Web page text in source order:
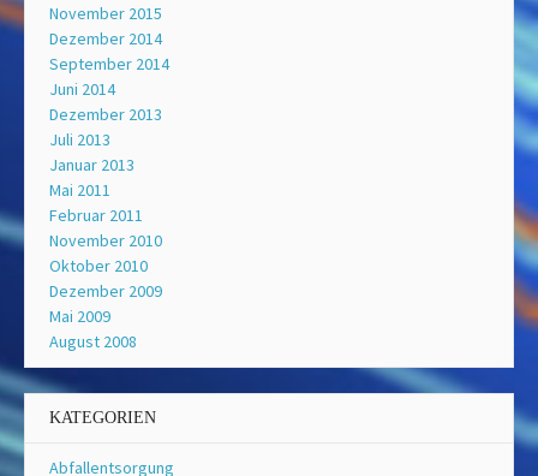
November 2015
Dezember 2014
September 2014
Juni 2014
Dezember 2013
Juli 2013
Januar 2013
Mai 2011
Februar 2011
November 2010
Oktober 2010
Dezember 2009
Mai 2009
August 2008
KATEGORIEN
Abfallentsorgung